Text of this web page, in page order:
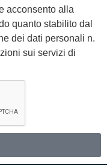
acconsento alla
quanto stabilito dal
dei dati personali n.
sui servizi di